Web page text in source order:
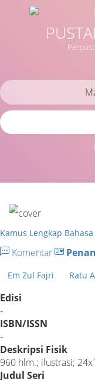
Kamus Lengkap
Komentar
Em Zul Fajri Ratu
Edisi
-
ISBN/ISSN
-
Deskripsi Fisik
960 hlm.; ilustrasi;
Judul Seri